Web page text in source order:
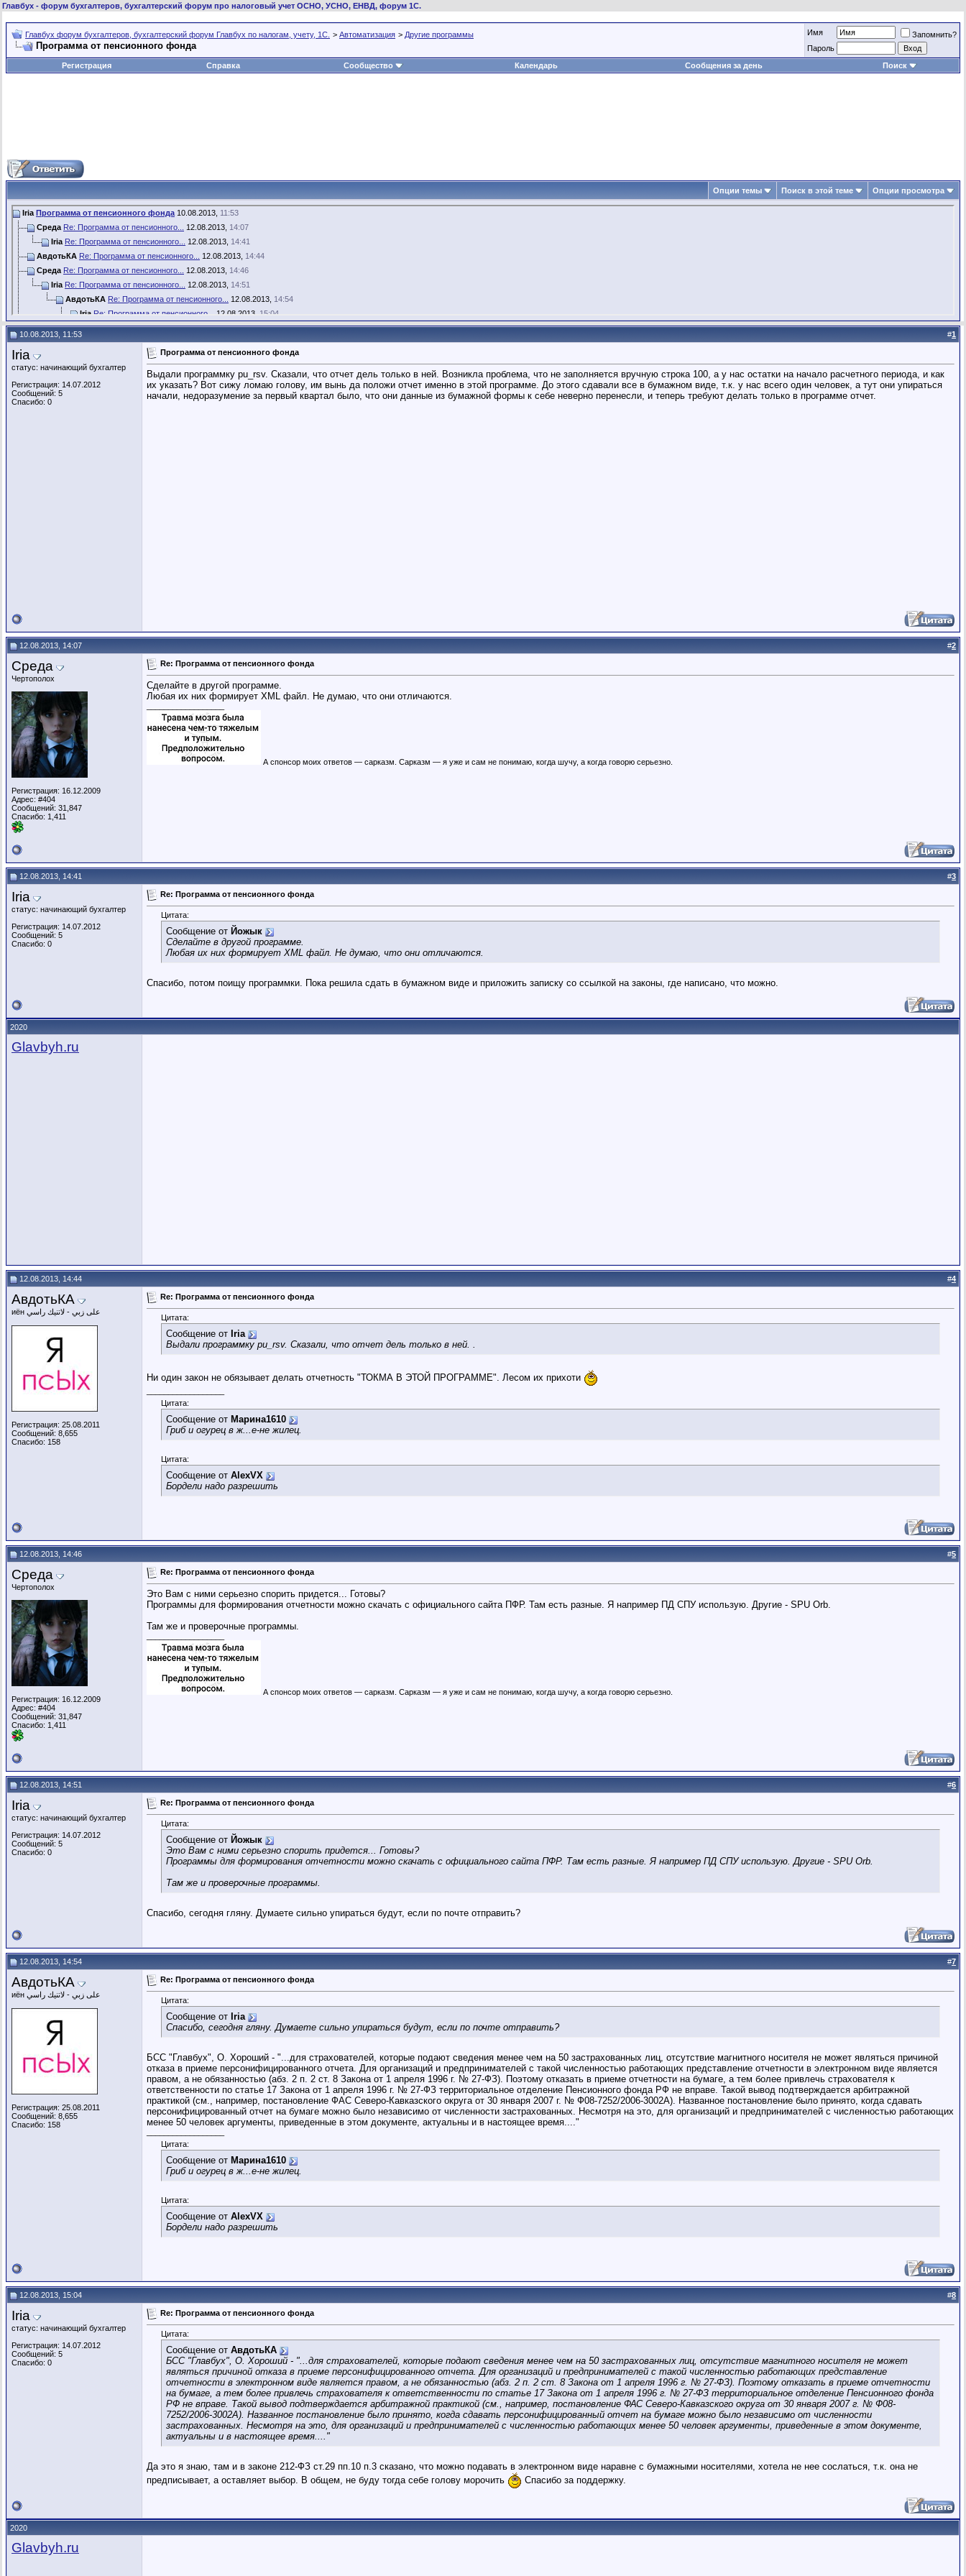
Главбух - форум бухгалтеров, бухгалтерский форум про налоговый учет ОСНО, УСНО, ЕНВД, форум 1С.
Главбух форум бухгалтеров, бухгалтерский форум Главбух по налогам, учету, 1С. > Автоматизация > Другие программы
Программа от пенсионного фонда
Имя
Запомнить?
Пароль
Регистрация
Справка Сообщество Календарь Сообщения за день Поиск
Опции темы Поиск в этой теме Опции просмотра
Iria Программа от пенсионного фонда 10.08.2013, 11:53
Среда Re: Программа от пенсионного... 12.08.2013, 14:07
Iria Re: Программа от пенсионного... 12.08.2013, 14:41
АвдотьКА Re: Программа от пенсионного... 12.08.2013, 14:44
Среда Re: Программа от пенсионного... 12.08.2013, 14:46
Iria Re: Программа от пенсионного... 12.08.2013, 14:51
АвдотьКА Re: Программа от пенсионного... 12.08.2013, 14:54
Iria Re: Программа от пенсионного... 12.08.2013, 15:04
Среда Re: Программа от пенсионного...12.08.2013,14:55
10.08.2013, 11:53 #1
Iria
статус: начинающий бухгалтер
Регистрация: 14.07.2012
Сообщений: 5
Спасибо: 0
Программа от пенсионного фонда
Выдали программку pu_rsv. Сказали, что отчет дель только в ней. Возникла проблема, что не заполняется вручную строка 100, а у нас остатки на начало расчетного периода, и как
их указать? Вот сижу ломаю голову, им вынь да положи отчет именно в этой программе. До этого сдавали все в бумажном виде, т.к. у нас всего один человек, а тут они упираться
начали, недоразумение за первый квартал было, что они данные из бумажной формы к себе неверно перенесли, и теперь требуют делать только в программе отчет.
12.08.2013, 14:07 #2
Среда
Чертополох
Регистрация: 16.12.2009
Адрес: #404
Сообщений: 31,847
Спасибо: 1,411
Re: Программа от пенсионного фонда
Сделайте в другой программе.
Любая их них формирует XML файл. Не думаю, что они отличаются.
А спонсор моих ответов — сарказм. Сарказм — я уже и сам не понимаю, когда шучу, а когда говорю серьезно.
12.08.2013, 14:41 #3
Iria
статус: начинающий бухгалтер
Регистрация: 14.07.2012
Сообщений: 5
Спасибо: 0
Re: Программа от пенсионного фонда
Цитата:
Сообщение от Йожык
Сделайте в другой программе.
Любая их них формирует XML файл. Не думаю, что они отличаются.
Спасибо, потом поищу программки. Пока решила сдать в бумажном виде и приложить записку со ссылкой на законы, где написано, что можно.
2020
Glavbyh.ru
12.08.2013, 14:44 #4
АвдотьКА
иён على زبي - لاتنيك راسي
Регистрация: 25.08.2011
Сообщений: 8,655
Спасибо: 158
Re: Программа от пенсионного фонда
Цитата:
Сообщение от Iria
Выдали программку pu_rsv. Сказали, что отчет дель только в ней. .
Ни один закон не обязывает делать отчетность "ТОКМА В ЭТОЙ ПРОГРАММЕ". Лесом их прихоти
Цитата:
Сообщение от Марина1610
Гриб и огурец в ж...е-не жилец.
Цитата:
Сообщение от AlexVX
Бордели надо разрешить
12.08.2013, 14:46 #5
Среда
Чертополох
Регистрация: 16.12.2009
Адрес: #404
Сообщений: 31,847
Спасибо: 1,411
Re: Программа от пенсионного фонда
Это Вам с ними серьезно спорить придется... Готовы?
Программы для формирования отчетности можно скачать с официального сайта ПФР. Там есть разные. Я например ПД СПУ использую. Другие - SPU Orb.
Там же и проверочные программы.
А спонсор моих ответов — сарказм. Сарказм — я уже и сам не понимаю, когда шучу, а когда говорю серьезно.
12.08.2013, 14:51 #6
Iria
статус: начинающий бухгалтер
Регистрация: 14.07.2012
Сообщений: 5
Спасибо: 0
Re: Программа от пенсионного фонда
Цитата:
Сообщение от Йожык
Это Вам с ними серьезно спорить придется... Готовы?
Программы для формирования отчетности можно скачать с официального сайта ПФР. Там есть разные. Я например ПД СПУ использую. Другие - SPU Orb.
Там же и проверочные программы.
Спасибо, сегодня гляну. Думаете сильно упираться будут, если по почте отправить?
12.08.2013, 14:54 #7
АвдотьКА
иён على زبي - لاتنيك راسي
Регистрация: 25.08.2011
Сообщений: 8,655
Спасибо: 158
Re: Программа от пенсионного фонда
Цитата:
Сообщение от Iria
Спасибо, сегодня гляну. Думаете сильно упираться будут, если по почте отправить?
БСС "Главбух", О. Хороший - "...для страхователей, которые подают сведения менее чем на 50 застрахованных лиц, отсутствие магнитного носителя не может являться причиной
отказа в приеме персонифицированного отчета. Для организаций и предпринимателей с такой численностью работающих представление отчетности в электронном виде является
правом, а не обязанностью (абз. 2 п. 2 ст. 8 Закона от 1 апреля 1996 г. № 27-ФЗ). Поэтому отказать в приеме отчетности на бумаге, а тем более привлечь страхователя к
ответственности по статье 17 Закона от 1 апреля 1996 г. № 27-ФЗ территориальное отделение Пенсионного фонда РФ не вправе. Такой вывод подтверждается арбитражной
практикой (см., например, постановление ФАС Северо-Кавказского округа от 30 января 2007 г. № Ф08-7252/2006-3002А). Названное постановление было принято, когда сдавать
персонифицированный отчет на бумаге можно было независимо от численности застрахованных. Несмотря на это, для организаций и предпринимателей с численностью работающих
менее 50 человек аргументы, приведенные в этом документе, актуальны и в настоящее время...."
Цитата:
Сообщение от Марина1610
Гриб и огурец в ж...е-не жилец.
Цитата:
Сообщение от AlexVX
Бордели надо разрешить
12.08.2013, 15:04 #8
Iria
статус: начинающий бухгалтер
Регистрация: 14.07.2012
Сообщений: 5
Спасибо: 0
Re: Программа от пенсионного фонда
Цитата:
Сообщение от АвдотьКА
БСС "Главбух", О. Хороший - "...для страхователей, которые подают сведения менее чем на 50 застрахованных лиц, отсутствие магнитного носителя не может
являться причиной отказа в приеме персонифицированного отчета. Для организаций и предпринимателей с такой численностью работающих представление
отчетности в электронном виде является правом, а не обязанностью (абз. 2 п. 2 ст. 8 Закона от 1 апреля 1996 г. № 27-ФЗ). Поэтому отказать в приеме отчетности
на бумаге, а тем более привлечь страхователя к ответственности по статье 17 Закона от 1 апреля 1996 г. № 27-ФЗ территориальное отделение Пенсионного фонда
РФ не вправе. Такой вывод подтверждается арбитражной практикой (см., например, постановление ФАС Северо-Кавказского округа от 30 января 2007 г. № Ф08-
7252/2006-3002А). Названное постановление было принято, когда сдавать персонифицированный отчет на бумаге можно было независимо от численности
застрахованных. Несмотря на это, для организаций и предпринимателей с численностью работающих менее 50 человек аргументы, приведенные в этом документе,
актуальны и в настоящее время...."
Да это я знаю, там и в законе 212-ФЗ ст.29 пп.10 п.3 сказано, что можно подавать в электронном виде наравне с бумажными носителями, хотела не нее сослаться, т.к. она не
предписывает, а оставляет выбор. В общем, не буду тогда себе голову морочить
Спасибо за поддержку.
2020
Glavbyh.ru